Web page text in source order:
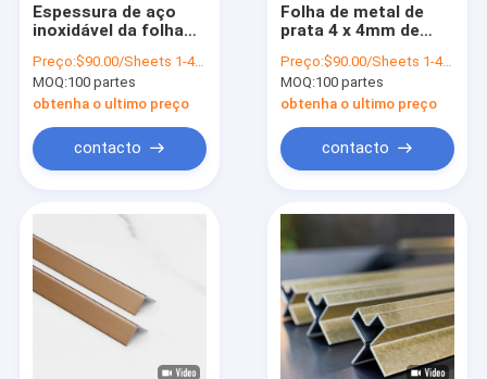
Espessura de aço
inoxidável da folha
Champagne Gold
Color Water Ripple
Preço:$90.00/Sheets 1-4 Sheets
MOQ:100 partes
obtenha o ultimo preço
contacto
Folha de metal de
prata 4 x 4mm de
Steel Water Ripple
placa de aço feita
sob encomenda de 4
x de 8mm
Preço:$90.00/Sheets 1-4 Sheets
MOQ:100 partes
obtenha o ultimo preço
contacto